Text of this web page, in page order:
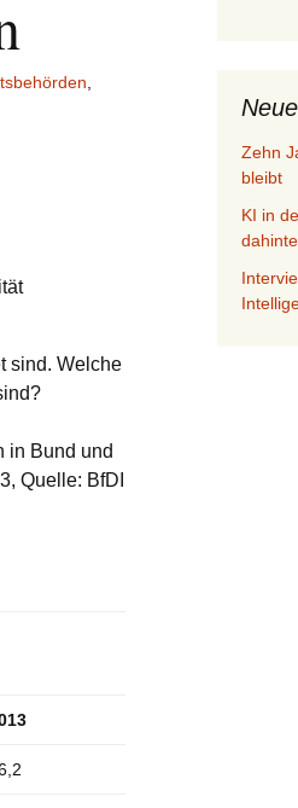
sind. Welche
in Bund und
Quelle: BfDI
Zehn
bleibt
KI in